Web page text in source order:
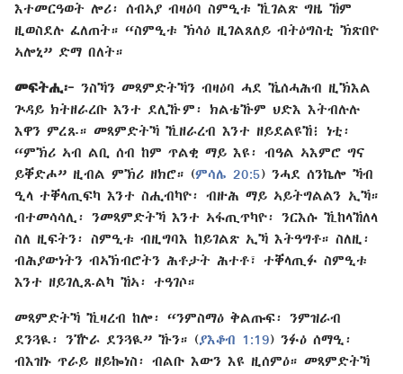
እተመርዓወት ሎሪ፡ ሰብኣያ ብዛዕባ ስምዒቱ ኺገልጽ ግዜ ኸም
ዚወስደሉ ፈለጠት። “ስምዒቱ ኽሳዕ ዚገልጸለይ ብትዕግስቲ ኽጽበዮ
ኣሎኒ” ድማ በለት።
መፍትሒ፦ ንስኻን መጻምድትኻን ብዛዕባ ሓደ ኼሰሓሕብ ዚኽእል
ጕዳይ ክትዘራረቡ እንተ ደሊኹም፡ ክልቴኹም ህድእ እትብሉሉ
እዋን ምረጹ። መጻምድትኻ ኺዘራረብ እንተ ዘይደልዩኸ፧ ነቲ፡
“ምኽሪ ኣብ ልቢ ሰብ ከም ጥልቂ ማይ እዩ፡ ብዓል ኣእምሮ ግና
ይቐድሖ” ዚብል ምኽሪ ዘክሮ። (ምሳሌ 20:5) ንሓደ ሰንኬሎ ኻብ
ዒላ ተቐላጢፍካ እንተ ስሒብካዮ፡ ብዙሕ ማይ ኣይትግልልን ኢኻ።
ብተመሳሳሊ፡ ንመጻምድትኻ እንተ ኣፋጢጥካዮ፡ ንርእሱ ኺከላኸለላ
ስለ ዚፍትን፡ ስምዒቱ ብዚግባእ ከይገልጽ ኢኻ እትዓግቶ። ስለዚ፡
ብሕያውነትን ብኣኽብሮትን ሕቶታት ሕተቶ፣ ተቐላጢፉ ስምዒቱ
እንተ ዘይገሊጹልካ ኸኣ፡ ተዓገሶ።
መጻምድትኻ ኺዛረብ ከሎ፡ “ንምስማዕ ቅልጡፍ፡ ንምዝራብ
ደንጓዪ፡ ንዅራ ደንጓዪ” ኹን። (ያእቆብ 1:19) ንፉዕ ሰማዒ፡
ብእዝኑ ጥራይ ዘይኰነስ፡ ብልቡ እውን እዩ ዚሰምዕ። መጻምድትኻ